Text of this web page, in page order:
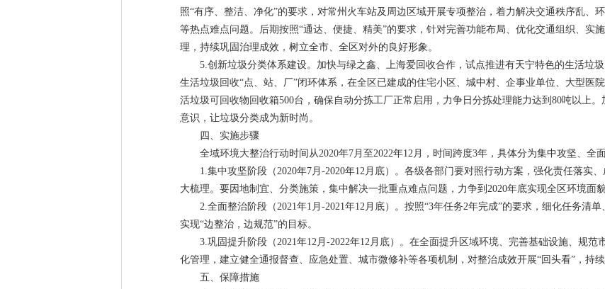
照“有序、整洁、净化”的要求，对常州火车站及周边区域开展专项整治，着力解决交通秩序乱、
等热点难点问题。后期按照“通达、便捷、精美”的要求，针对完善功能布局、优化交通组织、实
理，持续巩固治理成效，树立全市、全区对外的良好形象。
5.创新垃圾分类体系建设。加快与绿之鑫、上海爱回收合作，试点推进有天宁特色的生活垃
生活垃圾回收“点、站、厂”闭环体系，在全区已建成的住宅小区、城中村、企事业单位、大型医
活垃圾可回收物回收箱500台，确保自动分拣工厂正常启用，力争日分拣处理能力达到80吨以上
意识，让垃圾分类成为新时尚。
四、实施步骤
全域环境大整治行动时间从2020年7月至2022年12月，时间跨度3年，具体分为集中攻坚、全
1.集中攻坚阶段（2020年7月-2020年12月底）。各级各部门要对照行动方案，强化责任落实
大梳理。要因地制宜、分类施策，集中解决一批重点难点问题，力争到2020年底实现全区环境面貌
2.全面整治阶段（2021年1月-2021年12月底）。按照“3年任务2年完成”的要求，细化任务清
实现“边整治，边规范”的目标。
3.巩固提升阶段（2021年12月-2022年12月底）。在全面提升区域环境、完善基础设施、规
化管理，建立健全通报督查、应急处置、城市微修补等各项机制，对整治成效开展“回头看”，持续
五、保障措施